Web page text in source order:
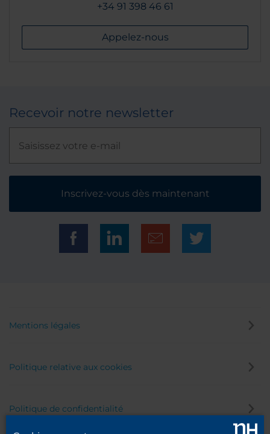
+34 91 398 46 61
Appelez-nous
Recevoir notre newsletter
Inscrivez-vous dès maintenant
Mentions légales
Politique relative aux cookies
Politique de confidentialité